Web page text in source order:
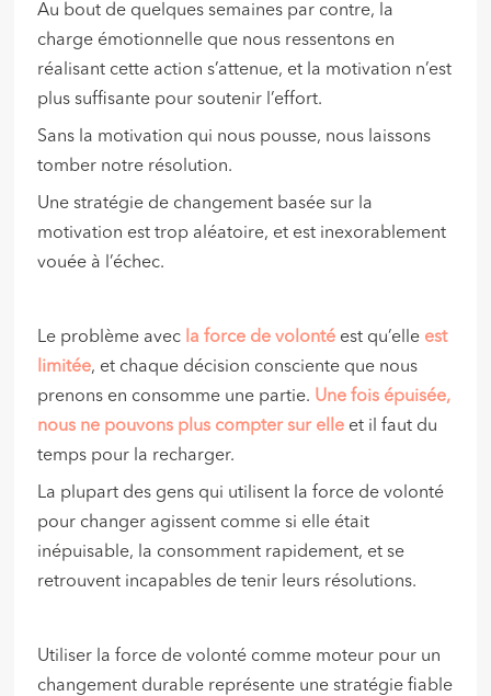
Au bout de quelques semaines par contre, la
charge émotionnelle que nous ressentons en
réalisant cette action s’attenue, et la motivation n’est
plus suffisante pour soutenir l’effort.
Sans la motivation qui nous pousse, nous laissons
tomber notre résolution.
Une stratégie de changement basée sur la
motivation est trop aléatoire, et est inexorablement
vouée à l’échec.
Le problème avec la force de volonté est qu’elle est
limitée, et chaque décision consciente que nous
prenons en consomme une partie. Une fois épuisée,
nous ne pouvons plus compter sur elle et il faut du
temps pour la recharger.
La plupart des gens qui utilisent la force de volonté
pour changer agissent comme si elle était
inépuisable, la consomment rapidement, et se
retrouvent incapables de tenir leurs résolutions.
Utiliser la force de volonté comme moteur pour un
changement durable représente une stratégie fiable